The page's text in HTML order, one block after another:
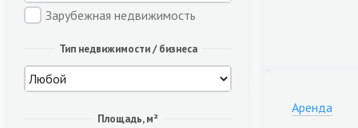
Зарубежная недвижимость
Тип недвижимости / бизнеса
Площадь, м²
Аренда